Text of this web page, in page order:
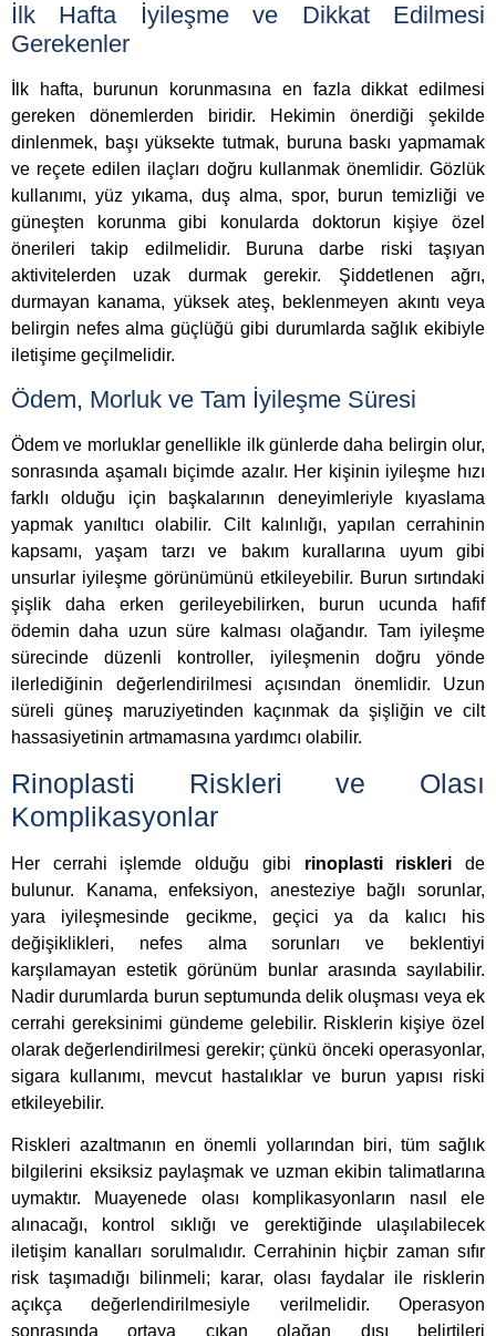
İlk Hafta İyileşme ve Dikkat Edilmesi
Gerekenler
İlk hafta, burunun korunmasına en fazla dikkat edilmesi
gereken dönemlerden biridir. Hekimin önerdiği şekilde
dinlenmek, başı yüksekte tutmak, buruna baskı yapmamak
ve reçete edilen ilaçları doğru kullanmak önemlidir. Gözlük
kullanımı, yüz yıkama, duş alma, spor, burun temizliği ve
güneşten korunma gibi konularda doktorun kişiye özel
önerileri takip edilmelidir. Buruna darbe riski taşıyan
aktivitelerden uzak durmak gerekir. Şiddetlenen ağrı,
durmayan kanama, yüksek ateş, beklenmeyen akıntı veya
belirgin nefes alma güçlüğü gibi durumlarda sağlık ekibiyle
iletişime geçilmelidir.
Ödem, Morluk ve Tam İyileşme Süresi
Ödem ve morluklar genellikle ilk günlerde daha belirgin olur,
sonrasında aşamalı biçimde azalır. Her kişinin iyileşme hızı
farklı olduğu için başkalarının deneyimleriyle kıyaslama
yapmak yanıltıcı olabilir. Cilt kalınlığı, yapılan cerrahinin
kapsamı, yaşam tarzı ve bakım kurallarına uyum gibi
unsurlar iyileşme görünümünü etkileyebilir. Burun sırtındaki
şişlik daha erken gerileyebilirken, burun ucunda hafif
ödemin daha uzun süre kalması olağandır. Tam iyileşme
sürecinde düzenli kontroller, iyileşmenin doğru yönde
ilerlediğinin değerlendirilmesi açısından önemlidir. Uzun
süreli güneş maruziyetinden kaçınmak da şişliğin ve cilt
hassasiyetinin artmamasına yardımcı olabilir.
Rinoplasti Riskleri ve Olası
Komplikasyonlar
Her cerrahi işlemde olduğu gibi rinoplasti riskleri de
bulunur. Kanama, enfeksiyon, anesteziye bağlı sorunlar,
yara iyileşmesinde gecikme, geçici ya da kalıcı his
değişiklikleri, nefes alma sorunları ve beklentiyi
karşılamayan estetik görünüm bunlar arasında sayılabilir.
Nadir durumlarda burun septumunda delik oluşması veya ek
cerrahi gereksinimi gündeme gelebilir. Risklerin kişiye özel
olarak değerlendirilmesi gerekir; çünkü önceki operasyonlar,
sigara kullanımı, mevcut hastalıklar ve burun yapısı riski
etkileyebilir.
Riskleri azaltmanın en önemli yollarından biri, tüm sağlık
bilgilerini eksiksiz paylaşmak ve uzman ekibin talimatlarına
uymaktır. Muayenede olası komplikasyonların nasıl ele
alınacağı, kontrol sıklığı ve gerektiğinde ulaşılabilecek
iletişim kanalları sorulmalıdır. Cerrahinin hiçbir zaman sıfır
risk taşımadığı bilinmeli; karar, olası faydalar ile risklerin
açıkça değerlendirilmesiyle verilmelidir. Operasyon
sonrasında ortaya çıkan olağan dışı belirtileri